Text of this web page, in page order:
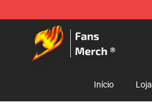
Fairy Tail Merchandise Shop
Início Loja